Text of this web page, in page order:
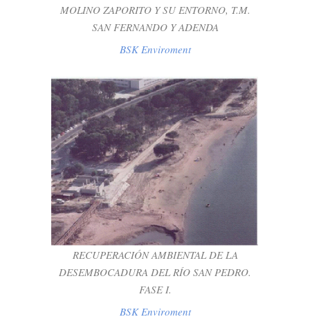
MOLINO ZAPORITO Y SU ENTORNO, T.M.
SAN FERNANDO Y ADENDA
BSK Enviroment
RECUPERACIÓN AMBIENTAL DE LA
DESEMBOCADURA DEL RÍO SAN
PEDRO. FASE I.
BSK Enviroment
RECUPERACIÓN AMBIENTAL DE LA
DESEMBOCADURA DEL RÍO SAN PEDRO.
FASE I.
BSK Enviroment